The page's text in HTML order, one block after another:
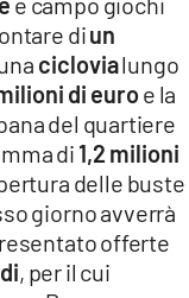
diun
ciclovialungo
di euroe la
del quartiere
di 1,2 milioni
delle buste
giorno avverrà
offerte
, per il cui